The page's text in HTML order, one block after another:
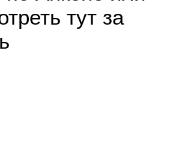
тут за